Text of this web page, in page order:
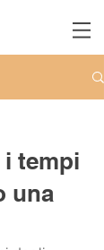
tempi
una